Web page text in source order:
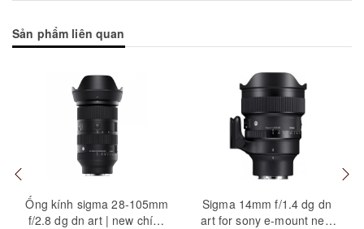
Sản phẩm liên quan
Ống kính sigma 28-105mm
f/2.8 dg dn art | new chính
Sigma 14mm f/1.4 dg dn
art for sony e-mount new